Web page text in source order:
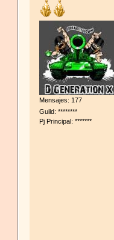
Mensajes: 177
Guild: ********
Pj Principal: *******